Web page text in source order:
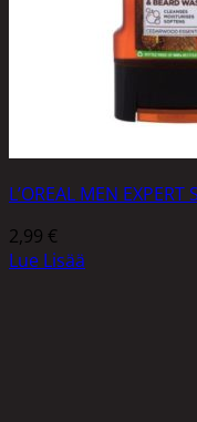
L’OREAL MEN EXPERT
2,99 €
Lue Lisää